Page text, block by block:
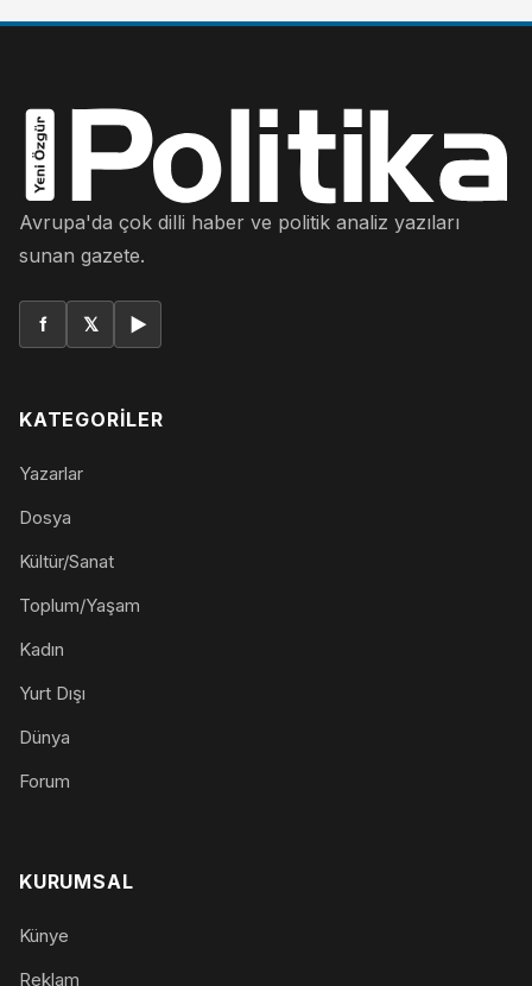
Avrupa'da çok dilli haber ve politik analiz yazıları
sunan gazete.
f 𝕏 ▶
KATEGORILER
Yazarlar
Dosya
Kültür/Sanat
Toplum/Yaşam
Kadın
Yurt Dışı
Dünya
Forum
KURUMSAL
Künye
Reklam